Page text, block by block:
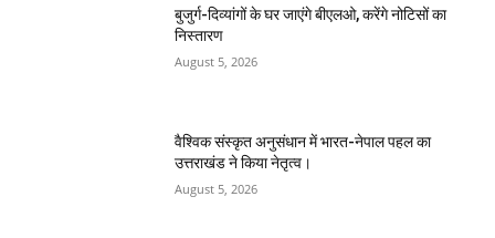
बुजुर्ग-दिव्यांगों के घर जाएंगे बीएलओ, करेंगे नोटिसों का
निस्तारण
August 5, 2026
वैश्विक संस्कृत अनुसंधान में भारत-नेपाल पहल का
उत्तराखंड ने किया नेतृत्व।
August 5, 2026